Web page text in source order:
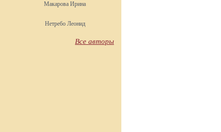
Макарова Ирина
Нетребо Леонид
Все авторы